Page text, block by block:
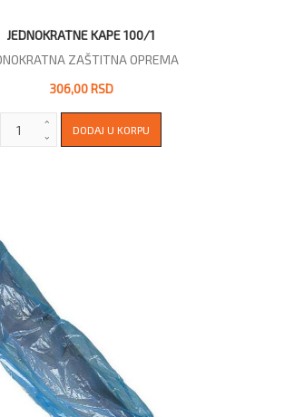
JEDNOKRATNE KAPE 100/1
ZAŠTITNA OPREMA
306,00 RSD